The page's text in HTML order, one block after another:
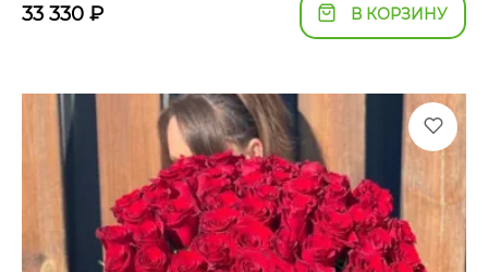
33 330 ₽ В КОРЗИНУ